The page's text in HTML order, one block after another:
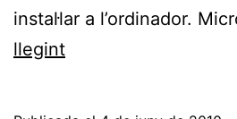
instal·lar a l’ordinador.
llegintLa